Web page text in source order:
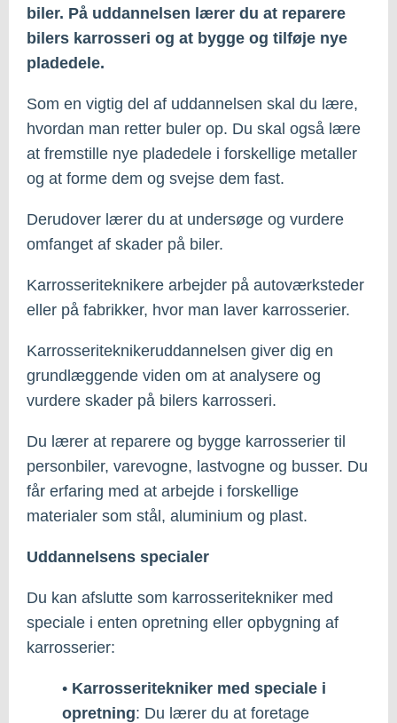
biler. På uddannelsen lærer du at reparere
bilers karrosseri og at bygge og tilføje nye
pladedele.
Som en vigtig del af uddannelsen skal du lære,
hvordan man retter buler op. Du skal også lære
at fremstille nye pladedele i forskellige metaller
og at forme dem og svejse dem fast.
Derudover lærer du at undersøge og vurdere
omfanget af skader på biler.
Karrosseriteknikere arbejder på autoværksteder
eller på fabrikker, hvor man laver karrosserier.
Karrosseriteknikeruddannelsen giver dig en
grundlæggende viden om at analysere og
vurdere skader på bilers karrosseri.
Du lærer at reparere og bygge karrosserier til
personbiler, varevogne, lastvogne og busser. Du
får erfaring med at arbejde i forskellige
materialer som stål, aluminium og plast.
Uddannelsens specialer
Du kan afslutte som karrosseritekniker med
speciale i enten opretning eller opbygning af
karrosserier:
• Karrosseritekniker med speciale i
opretning: Du lærer du at foretage